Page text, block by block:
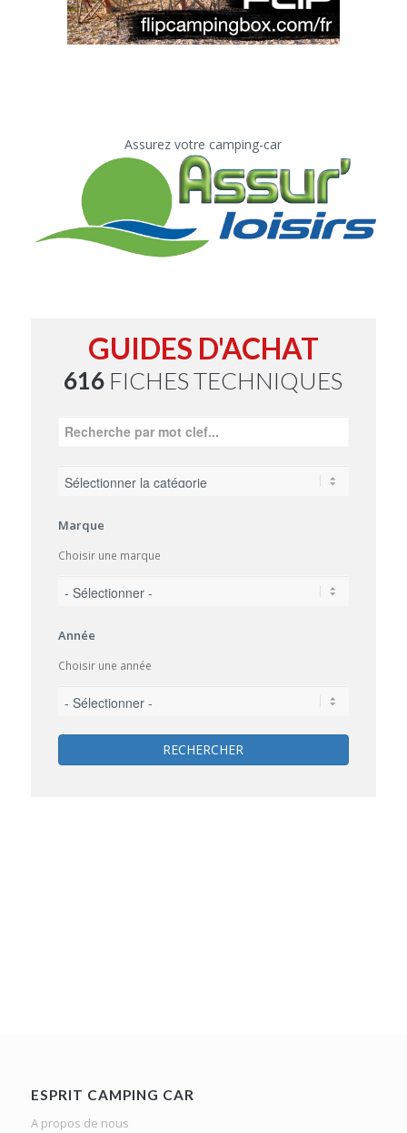
Assurez votre camping-car
GUIDES D'ACHAT
616 FICHES TECHNIQUES
Marque
Choisir une marque
Année
Choisir une année
RECHERCHER
ESPRIT CAMPING CAR
A propos de nous